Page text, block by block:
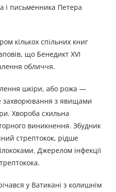
і письменника Петера
кількох спільних книг
що Бенедикт XVI
обличчя.
шкіри, або рожа —
захворювання з явищами
Хвороба схильна
виникнення. Збудник
стрептокок, рідше
Джерелом інфекції
у Ватикані з колишнім